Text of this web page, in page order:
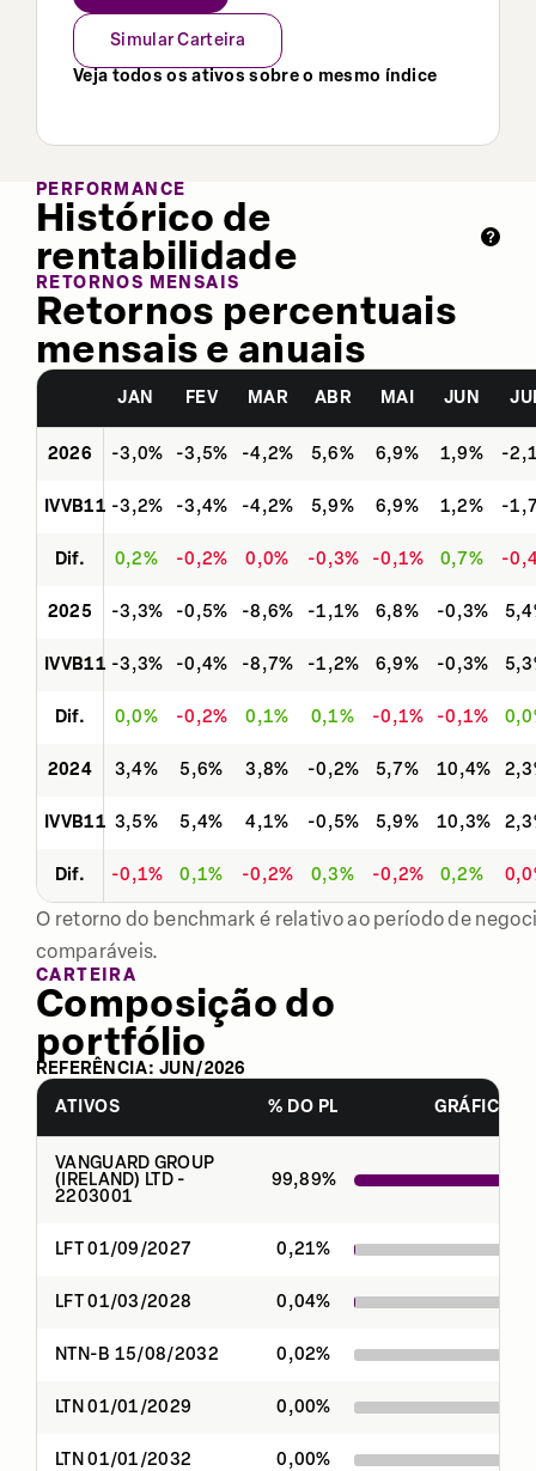
Simular Carteira
Veja todos os ativos sobre o mesmo índice
PERFORMANCE
Histórico de
rentabilidade
RETORNOS MENSAIS
Retornos percentuais
mensais e anuais
JAN FEV MAR ABR MAI JUN
2026 -3,0% -3,5% -4,2% 5,6% 6,9% 1,9% -
IVVB11 -3,2% -3,4% -4,2% 5,9% 6,9% 1,2% -
Dif. 0,2% -0,2% 0,0% -0,3% -0,1% 0,7% -
2025 -3,3% -0,5% -8,6% -1,1% 6,8% -0,3%
IVVB11 -3,3% -0,4% -8,7% -1,2% 6,9% -0,3%
Dif. 0,0% -0,2% 0,1% 0,1% -0,1% -0,1%
2024 3,4% 5,6% 3,8% -0,2% 5,7% 10,4%
IVVB11 3,5% 5,4% 4,1% -0,5% 5,9% 10,3%
Dif. -0,1% 0,1% -0,2% 0,3% -0,2% 0,2%
O retorno do benchmark é relativo ao período de
comparáveis.
CARTEIRA
Composição do
portfólio
REFERÊNCIA: JUN /2026
ATIVOS
% DO PL GRÁFICO
VANGUARD GROUP
(IRELAND) LTD -
2203001
99,89%
LFT 01/09/2027 0,21%
LFT 01/03/2028 0,04%
NTN-B 15/08/2032 0,02%
LTN 01/01/2029 0,00%
LTN 01/01/2032 0,00%